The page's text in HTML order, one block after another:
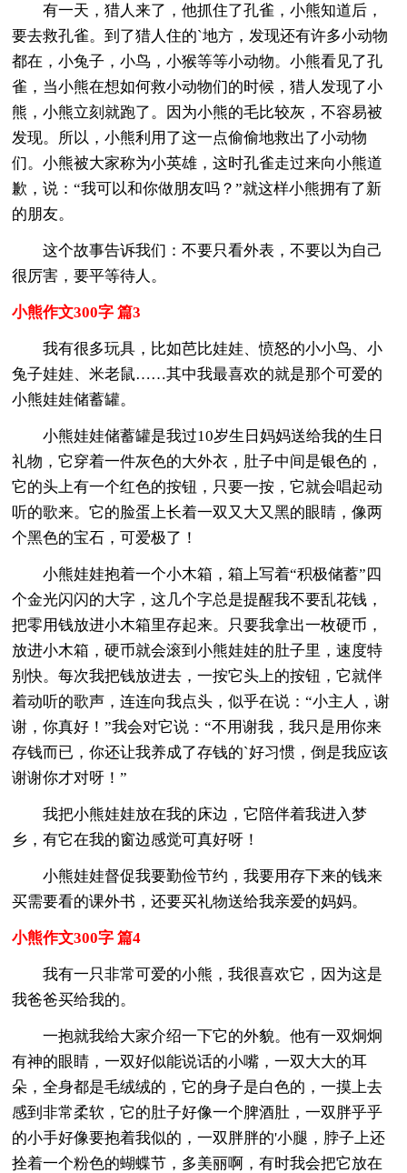
有一天，猎人来了，他抓住了孔雀，小熊知道后，
要去救孔雀。到了猎人住的`地方，发现还有许多小动物
都在，小兔子，小鸟，小猴等等小动物。小熊看见了孔
雀，当小熊在想如何救小动物们的时候，猎人发现了小
熊，小熊立刻就跑了。因为小熊的毛比较灰，不容易被
发现。所以，小熊利用了这一点偷偷地救出了小动物
们。小熊被大家称为小英雄，这时孔雀走过来向小熊道
歉，说：“我可以和你做朋友吗？”就这样小熊拥有了新
的朋友。
这个故事告诉我们：不要只看外表，不要以为自己
很厉害，要平等待人。
小熊作文300字 篇3
我有很多玩具，比如芭比娃娃、愤怒的小小鸟、小
兔子娃娃、米老鼠……其中我最喜欢的就是那个可爱的
小熊娃娃储蓄罐。
小熊娃娃储蓄罐是我过10岁生日妈妈送给我的生日
礼物，它穿着一件灰色的大外衣，肚子中间是银色的，
它的头上有一个红色的按钮，只要一按，它就会唱起动
听的歌来。它的脸蛋上长着一双又大又黑的眼睛，像两
个黑色的宝石，可爱极了！
小熊娃娃抱着一个小木箱，箱上写着“积极储蓄”四
个金光闪闪的大字，这几个字总是提醒我不要乱花钱，
把零用钱放进小木箱里存起来。只要我拿出一枚硬币，
放进小木箱，硬币就会滚到小熊娃娃的肚子里，速度特
别快。每次我把钱放进去，一按它头上的按钮，它就伴
着动听的歌声，连连向我点头，似乎在说：“小主人，谢
谢，你真好！”我会对它说：“不用谢我，我只是用你来
存钱而已，你还让我养成了存钱的`好习惯，倒是我应该
谢谢你才对呀！”
我把小熊娃娃放在我的床边，它陪伴着我进入梦
乡，有它在我的窗边感觉可真好呀！
小熊娃娃督促我要勤俭节约，我要用存下来的钱来
买需要看的课外书，还要买礼物送给我亲爱的妈妈。
小熊作文300字 篇4
我有一只非常可爱的小熊，我很喜欢它，因为这是
我爸爸买给我的。
一抱就我给大家介绍一下它的外貌。他有一双炯炯
有神的眼睛，一双好似能说话的小嘴，一双大大的耳
朵，全身都是毛绒绒的，它的身子是白色的，一摸上去
感到非常柔软，它的肚子好像一个脾酒肚，一双胖乎乎
的小手好像要抱着我似的，一双胖胖的'小腿，脖子上还
拴着一个粉色的蝴蝶节，多美丽啊，有时我会把它放在